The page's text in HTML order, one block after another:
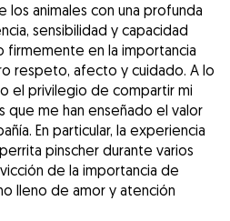
los animales con una profunda
sensibilidad y capacidad
firmemente en la importancia
respeto, afecto y cuidado. A lo
el privilegio de compartir mi
que me han enseñado el valor
En particular, la experiencia
pinscher durante varios
de la importancia de
lleno de amor y atención